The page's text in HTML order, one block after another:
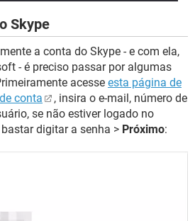
Skype
a conta do Skype - e com ela,
- é preciso passar por algumas
acesse esta página de
conta
, insira o e-mail, número de
se não estiver logado no
digitar a senha > Próximo: